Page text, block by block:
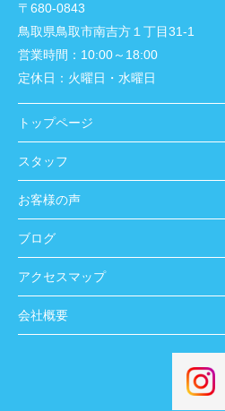
〒680-0843
鳥取県鳥取市南吉方１丁目31-1
営業時間： 10:00～18:00
定休日： 火曜日・水曜日
トップページ
スタッフ
お客様の声
ブログ
アクセスマップ
会社概要